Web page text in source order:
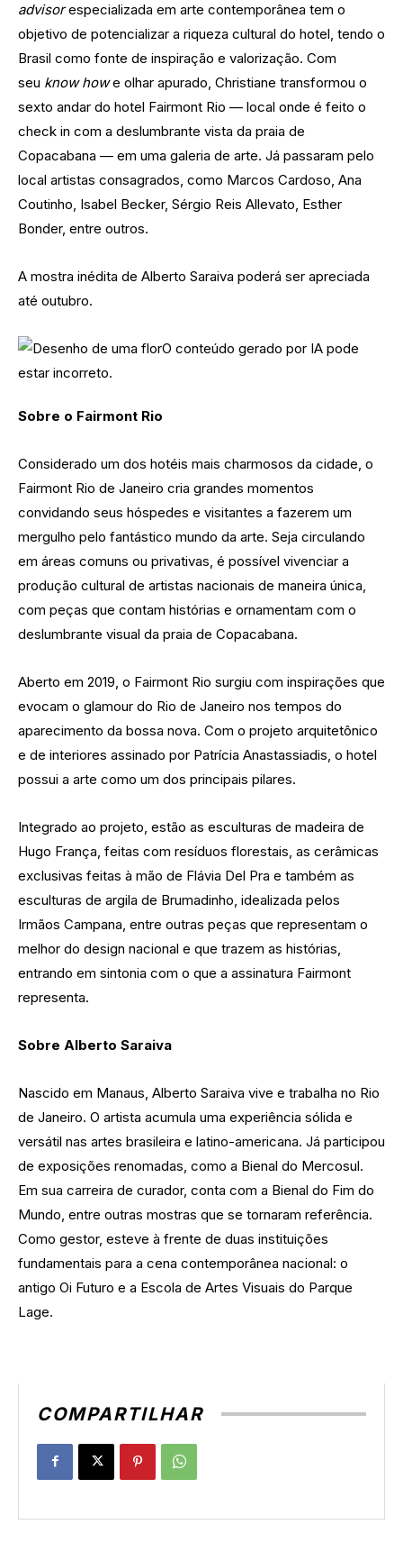
advisorespecializada em arte contemporânea tem o
objetivo de potencializar a riqueza cultural do hotel, tendo o
Brasil como fonte de inspiração e valorização. Com
seu know howe olhar apurado, Christiane transformou o
sexto andar do hotel Fairmont Rio — local onde é feito o
check in com a deslumbrante vista da praia de
Copacabana — em uma galeria de arte. Já passaram pelo
local artistas consagrados, como Marcos Cardoso, Ana
Coutinho, Isabel Becker, Sérgio Reis Allevato, Esther
Bonder, entre outros.
A mostra inédita de Alberto Saraiva poderá ser apreciada
até outubro.
Sobre o Fairmont Rio
Considerado um dos hotéis mais charmosos da cidade, o
Fairmont Rio de Janeiro cria grandes momentos
convidando seus hóspedes e visitantes a fazerem um
mergulho pelo fantástico mundo da arte. Seja circulando
em áreas comuns ou privativas, é possível vivenciar a
produção cultural de artistas nacionais de maneira única,
com peças que contam histórias e ornamentam com o
deslumbrante visual da praia de Copacabana.
Aberto em 2019, o Fairmont Rio surgiu com inspirações que
evocam o glamour do Rio de Janeiro nos tempos do
aparecimento da bossa nova. Com o projeto arquitetônico
e de interiores assinado por Patrícia Anastassiadis, o hotel
possui a arte como um dos principais pilares.
Integrado ao projeto, estão as esculturas de madeira de
Hugo França, feitas com resíduos florestais, as cerâmicas
exclusivas feitas à mão de Flávia Del Pra e também as
esculturas de argila de Brumadinho, idealizada pelos
Irmãos Campana, entre outras peças que representam o
melhor do design nacional e que trazem as histórias,
entrando em sintonia com o que a assinatura Fairmont
representa.
Sobre Alberto Saraiva
Nascido em Manaus, Alberto Saraiva vive e trabalha no Rio
de Janeiro. O artista acumula uma experiência sólida e
versátil nas artes brasileira e latino-americana. Já participou
de exposições renomadas, como a Bienal do Mercosul.
Em sua carreira de curador, conta com a Bienal do Fim do
Mundo, entre outras mostras que se tornaram referência.
Como gestor, esteve à frente de duas instituições
fundamentais para a cena contemporânea nacional: o
antigo Oi Futuro e a Escola de Artes Visuais do Parque
Lage.
COMPARTILHAR